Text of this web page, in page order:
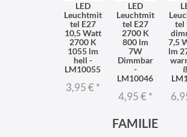
LED
Leuchtmit
tel E27
10,5 Watt
2700 K
1055 lm
hell -
LM10055
3,95 €*
LED
Leuchtmit
tel E27
2700 K
800 lm
7W
Dimmbar
-
LM10046
4,95 €*
tel
7,5
lm
FAMILIE